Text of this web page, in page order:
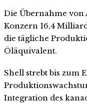
Die Übernahme von
Konzern 16,4
die tägliche
Öläquivalent.
Shell strebt bis zum
Integration des